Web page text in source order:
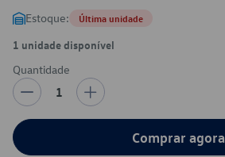
Estoque: Última unidade
1 unidade disponível
Quantidade
1
Comprar agora